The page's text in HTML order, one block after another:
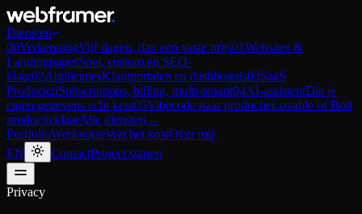
Diensten
00VerkenningVijf dagen, dan een vaste prijs01Websites &
LandingpagesSnel, custom en SEO-
klaar02ApplicatiesKlantportalen en dashboards03SaaS
ProductenSubscriptions, billing, multi-tenant04AI-assistentDie je
eigen gegevens echt kent05Vibecode naar productieLovable of Bolt
productieklaarAlle diensten →
PortfolioWerkwijzeWat het kostOver mij
EN
ContactProject starten
Privacy